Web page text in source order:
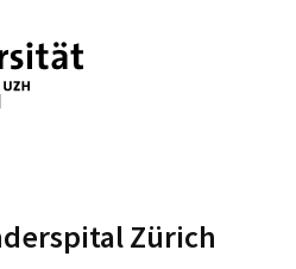
Zürich